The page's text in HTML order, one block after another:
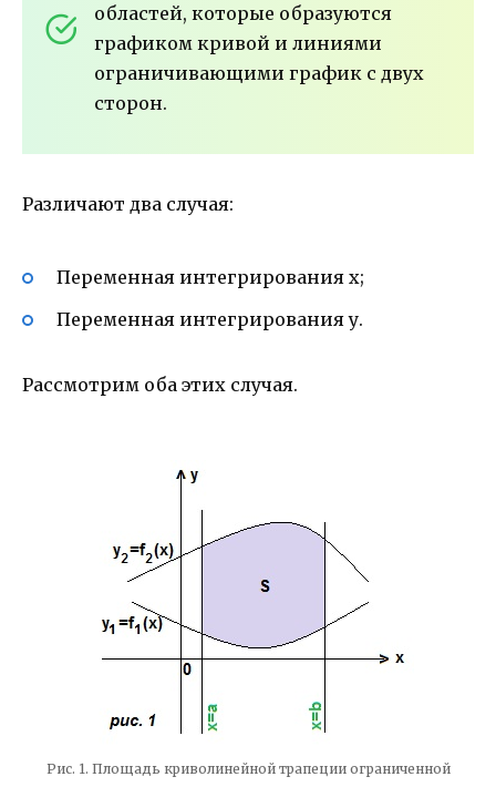
областей, которые образуются
графиком кривой и линиями
ограничивающими график с двух
сторон.
Различают два случая:
Переменная интегрирования х;
Переменная интегрирования у.
Рассмотрим оба этих случая.
Рис. 1. Площадь криволинейной трапеции ограниченной